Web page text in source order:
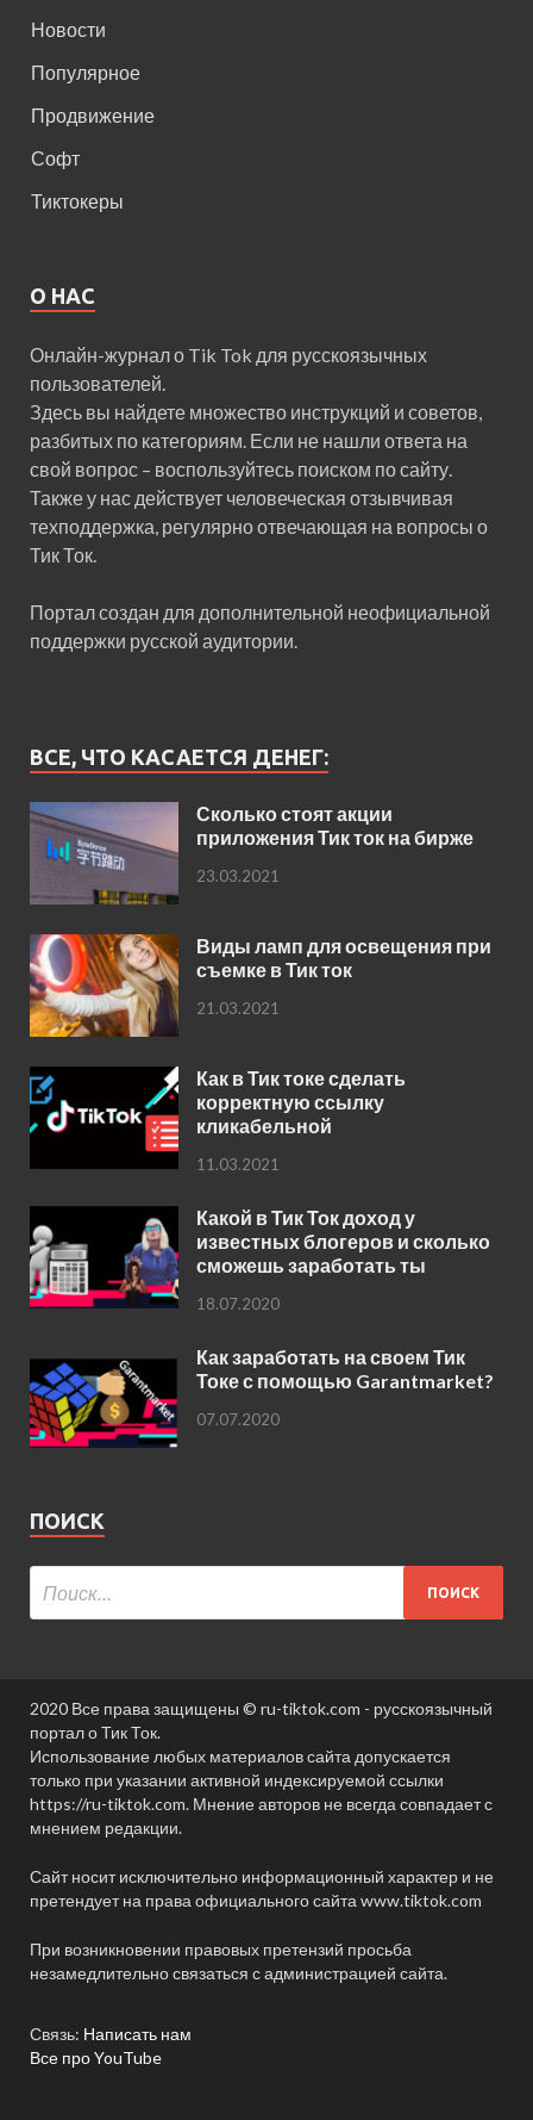
Новости
Популярное
Продвижение
Софт
Тиктокеры
О НАС
Онлайн-журнал о Tik Tok для русскоязычных
пользователей.
Здесь вы найдете множество инструкций и советов,
разбитых по категориям. Если не нашли ответа на
свой вопрос – воспользуйтесь поиском по сайту.
Также у нас действует человеческая отзывчивая
техподдержка, регулярно отвечающая на вопросы о
Тик Ток.
Портал создан для дополнительной неофициальной
поддержки русской аудитории.
ВСЕ, ЧТО КАСАЕТСЯ ДЕНЕГ:
Сколько стоят акции
приложения Тик ток на бирже
23.03.2021
Виды ламп для освещения при
съемке в Тик ток
21.03.2021
Как в Тик токе сделать
корректную ссылку
кликабельной
11.03.2021
Какой в Тик Ток доход у
известных блогеров и сколько
сможешь заработать ты
18.07.2020
Как заработать на своем Тик
Токе с помощью Garantmarket?
07.07.2020
ПОИСК
2020 Все права защищены © ru-tiktok.com - русскоязычный
портал о Тик Ток.
Использование любых материалов сайта допускается
только при указании активной индексируемой ссылки
https://ru-tiktok.com. Мнение авторов не всегда совпадает с
мнением редакции.
Сайт носит исключительно информационный характер и не
претендует на права официального сайта www.tiktok.com
При возникновении правовых претензий просьба
незамедлительно связаться с администрацией сайта.
Связь: Написать нам
Все про YouTube